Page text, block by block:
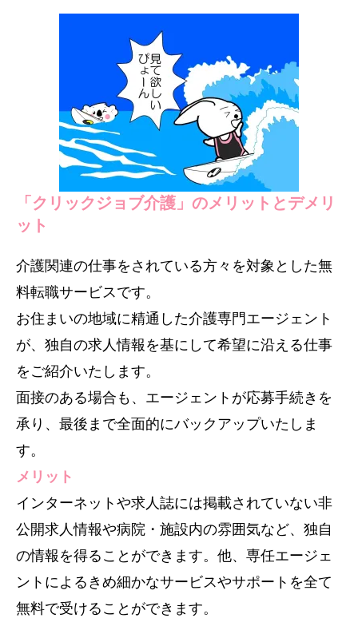
「クリックジョブ介護」のメリットとデメリ
ット
介護関連の仕事をされている方々を対象とした無
料転職サービスです。
お住まいの地域に精通した介護専門エージェント
が、独自の求人情報を基にして希望に沿える仕事
をご紹介いたします。
面接のある場合も、エージェントが応募手続きを
承り、最後まで全面的にバックアップいたしま
す。
メリット
インターネットや求人誌には掲載されていない非
公開求人情報や病院・施設内の雰囲気など、独自
の情報を得ることができます。他、専任エージェ
ントによるきめ細かなサービスやサポートを全て
無料で受けることができます。